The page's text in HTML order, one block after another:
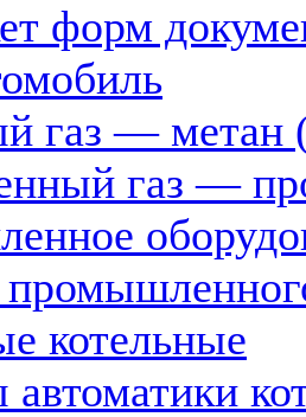
форм
газ — метан
газ —
котельные